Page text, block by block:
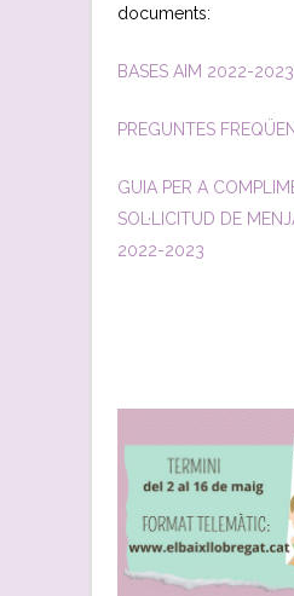
documents:
BASES AIM 2022-2023
PREGUNTES
GUIA PER A
SOL·LICITUD DE
2022-2023